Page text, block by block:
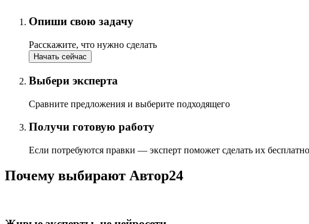
Опиши свою задачу
Расскажите, что нужно сделать
Начать сейчас
Выбери эксперта
Сравните предложения и выберите подходящего
Получи готовую работу
Если потребуются правки — эксперт поможет сделать их бесплатно
Почему выбирают Автор24